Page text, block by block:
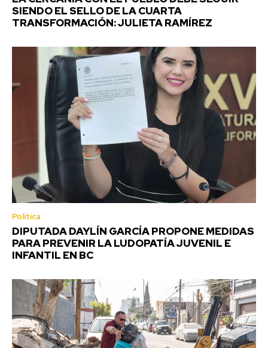
SIENDO EL SELLO DE LA CUARTA
TRANSFORMACIÓN: JULIETA RAMÍREZ
Política
DIPUTADA DAYLÍN GARCÍA PROPONE MEDIDAS
PARA PREVENIR LA LUDOPATÍA JUVENIL E
INFANTIL EN BC